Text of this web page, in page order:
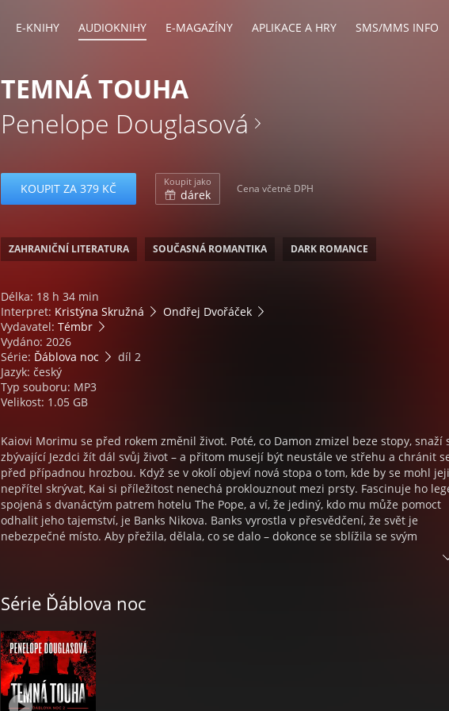
E-KNIHY AUDIOKNIHY E-MAGAZÍNY APLIKACE A HRY SMS/MMS INFO
TEMNÁ TOUHA
Penelope Douglasová
KOUPIT ZA 379 KČ Koupit jako
dárek Cena včetně DPH
ZAHRANIČNÍ LITERATURA SOUČASNÁ ROMANTIKA DARK ROMANCE
Délka: 18 h 34 min
Interpret: Kristýna Skružná
Ondřej Dvořáček
Vydavatel: Témbr
Vydáno: 2026
Série: Ďáblova noc
díl 2
Jazyk: český
Typ souboru: MP3
Velikost: 1.05 GB
Kaiovi Morimu se před rokem změnil život. Poté, co Damon zmizel beze stopy, snaží
zbývající Jezdci žít dál svůj život – a přitom musejí být neustále ve střehu a chránit
před případnou hrozbou. Když se v okolí objeví nová stopa o tom, kde by se mohl
nepřítel skrývat, Kai si příležitost nenechá proklouznout mezi prsty. Fascinuje ho
spojená s dvanáctým patrem hotelu The Pope, a ví, že jediný, kdo mu může pomoct
odhalit jeho tajemství, je Banks Nikova. Banks vyrostla v přesvědčení, že svět je
nebezpečné místo. Aby přežila, dělala, co se dalo – dokonce se sblížila se svým
nepřítelem. Když ale dojde na osobní život, musí se rozhodnout, ke komu bude
Penelope Douglas: Temná touha | Překlad Zuzana Ľalíková | Čte Ondřej Dvořáček,
Kristýna Skružná | Režie Sabina Rytířová | Zvuk, střih hudba a mastering Zdeněk
Natočeno ve studiu Chevaliere | Grafiku podle knižní obálky upravila Jana
Produkce Sabina Rytířová | Supervize Kateřina Višinská | Vydala Euromedia Group,
Témbr, v březnu 2026 | HIDEAWAY
Copyright © 2017 by Penelope Douglas LLC, Překlad © Zuzana Ľalíková, 2025, Vydala
Série Ďáblova noc